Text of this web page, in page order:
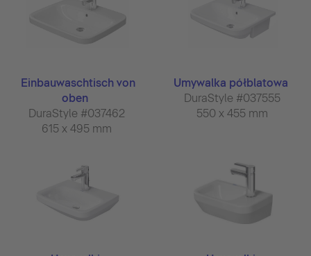
Einbauwaschtisch von
oben
DuraStyle #037462
615 x 495 mm
Umywalka półblatowa
DuraStyle #037555
550 x 455 mm